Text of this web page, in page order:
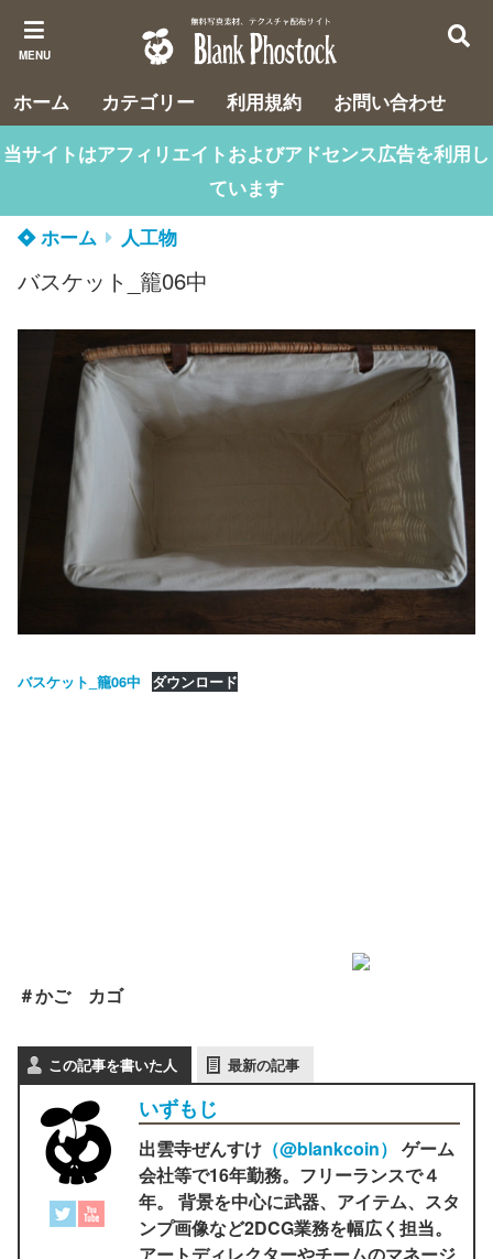
MENU
ホーム カテゴリー 利用規約
お問い合わせ
当サイトはアフィリエイトおよびアドセンス広告を利用し
ています
ホーム
人工物
バスケット_籠06中
バスケット_籠06中 ダウンロード
＃かご カゴ
この記事を書いた人 最新の記事
いずもじ
出雲寺ぜんすけ （‎@blankcoin） ゲーム
会社等で16年勤務。フリーランスで４
年。 背景を中心に武器、アイテム、スタ
ンプ画像など2DCG業務を幅広く担当。